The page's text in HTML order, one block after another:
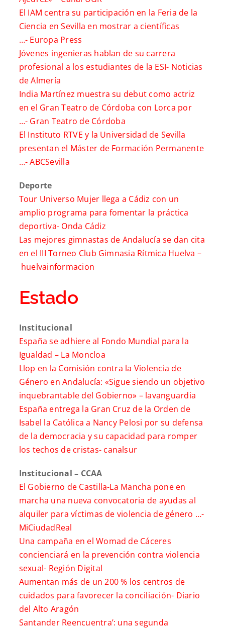
El IAM centra su participación en la Feria de la
Ciencia en Sevilla en mostrar a científicas
…- Europa Press
Jóvenes ingenieras hablan de su carrera
profesional a los estudiantes de la ESI- Noticias
de Almería
India Martínez muestra su debut como actriz
en el Gran Teatro de Córdoba con Lorca por
…- Gran Teatro de Córdoba
El Instituto RTVE y la Universidad de Sevilla
presentan el Máster de Formación Permanente
…-ABCSevilla
Deporte
Tour Universo Mujer llega a Cádiz con un
amplio programa para fomentar la práctica
deportiva- Onda Cádiz
Las mejores gimnastas de Andalucía se dan cita
en el III Torneo Club Gimnasia Rítmica Huelva –
huelvainformacion
Estado
Institucional
España se adhiere al Fondo Mundial para la
Igualdad – La Moncloa
Llop en la Comisión contra la Violencia de
Género en Andalucía: «Sigue siendo un objetivo
inquebrantable del Gobierno» – lavanguardia
España entrega la Gran Cruz de la Orden de
Isabel la Católica a Nancy Pelosi por su defensa
de la democracia y su capacidad para romper
los techos de cristas- canalsur
Institucional – CCAA
El Gobierno de Castilla-La Mancha pone en
marcha una nueva convocatoria de ayudas al
alquiler para víctimas de violencia de género …-
MiCiudadReal
Una campaña en el Womad de Cáceres
concienciará en la prevención contra violencia
sexual- Región Digital
Aumentan más de un 200 % los centros de
cuidados para favorecer la conciliación- Diario
del Alto Aragón
Santander Reencuentra’: una segunda